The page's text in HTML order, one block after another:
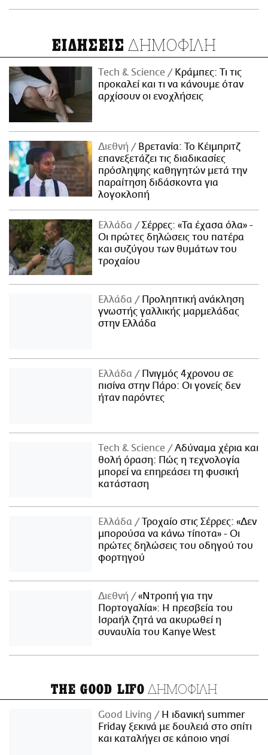
ΕΙΔΗΣΕΙΣ ΔΗΜΟΦΙΛΗ
Τech & Science
Κράμπες: Τι τις
προκαλεί και τι να κάνουμε όταν
αρχίσουν οι ενοχλήσεις
Διεθνή
Βρετανία: Το Κέιμπριτζ
επανεξετάζει τις διαδικασίες
πρόσληψης καθηγητών μετά την
παραίτηση διδάσκοντα για
λογοκλοπή
Ελλάδα
Σέρρες: «Τα έχασα όλα» -
Οι πρώτες δηλώσεις του πατέρα
και συζύγου των θυμάτων του
τροχαίου
Ελλάδα
Προληπτική ανάκληση
γνωστής γαλλικής μαρμελάδας
στην Ελλάδα
Ελλάδα
Πνιγμός 4χρονου σε
πισίνα στην Πάρο: Οι γονείς δεν
ήταν παρόντες
Τech & Science
Αδύναμα χέρια και
θολή όραση: Πώς η τεχνολογία
μπορεί να επηρεάσει τη φυσική
κατάσταση
Ελλάδα
Τροχαίο στις Σέρρες: «Δεν
μπορούσα να κάνω τίποτα» - Οι
πρώτες δηλώσεις του οδηγού του
φορτηγού
Διεθνή
«Ντροπή για την
Πορτογαλία»: Η πρεσβεία του
Ισραήλ ζητά να ακυρωθεί η
συναυλία του Kanye West
THE GOOD LIFO ΔΗΜΟΦΙΛΗ
Good Living
Η ιδανική summer
Friday ξεκινά με δουλειά στο σπίτι
και καταλήγει σε κάποιο νησί